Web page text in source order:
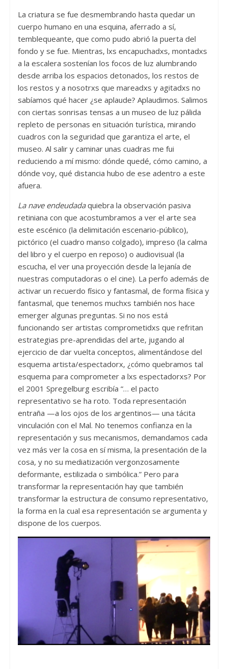
La criatura se fue desmembrando hasta quedar un
cuerpo humano en una esquina, aferrado a sí,
temblequeante, que como pudo abrió la puerta del
fondo y se fue. Mientras, lxs encapuchadxs, montadxs
a la escalera sostenían los focos de luz alumbrando
desde arriba los espacios detonados, los restos de
los restos y a nosotrxs que mareadxs y agitadxs no
sabíamos qué hacer ¿se aplaude? Aplaudimos. Salimos
con ciertas sonrisas tensas a un museo de luz pálida
repleto de personas en situación turística, mirando
cuadros con la seguridad que garantiza el arte, el
museo. Al salir y caminar unas cuadras me fui
reduciendo a mí mismo: dónde quedé, cómo camino, a
dónde voy, qué distancia hubo de ese adentro a este
afuera.
La nave endeudadaquiebra la observación pasiva
retiniana con que acostumbramos a ver el arte sea
este escénico (la delimitación escenario-público),
pictórico (el cuadro manso colgado), impreso (la calma
del libro y el cuerpo en reposo) o audiovisual (la
escucha, el ver una proyección desde la lejanía de
nuestras computadoras o el cine). La perfo además de
activar un recuerdo físico y fantasmal, de forma física y
fantasmal, que tenemos muchxs también nos hace
emerger algunas preguntas. Si no nos está
funcionando ser artistas comprometidxs que refritan
estrategias pre-aprendidas del arte, jugando al
ejercicio de dar vuelta conceptos, alimentándose del
esquema artista/espectadorx, ¿cómo quebramos tal
esquema para comprometer a lxs espectadorxs? Por
el 2001 Spregelburg escribía “… el pacto
representativo se ha roto. Toda representación
entraña —a los ojos de los argentinos— una tácita
vinculación con el Mal. No tenemos confianza en la
representación y sus mecanismos, demandamos cada
vez más ver la cosa en sí misma, la presentación de la
cosa, y no su mediatización vergonzosamente
deformante, estilizada o simbólica.” Pero para
transformar la representación hay que también
transformar la estructura de consumo representativo,
la forma en la cual esa representación se argumenta y
dispone de los cuerpos.